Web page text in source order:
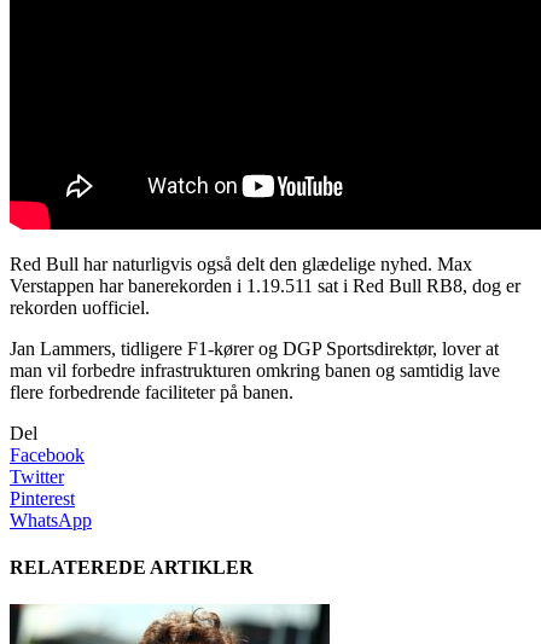
Red Bull har naturligvis også delt den glædelige nyhed. Max
Verstappen har banerekorden i 1.19.511 sat i Red Bull RB8, dog er
rekorden uofficiel.
Jan Lammers, tidligere F1-kører og DGP Sportsdirektør, lover at
man vil forbedre infrastrukturen omkring banen og samtidig lave
flere forbedrende faciliteter på banen.
Del
Facebook
Twitter
Pinterest
WhatsApp
RELATEREDE ARTIKLER